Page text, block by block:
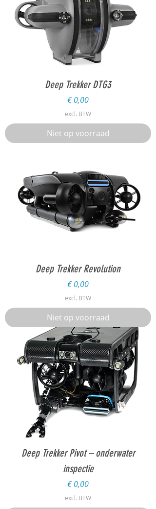
Deep Trekker DTG3
Prijs
€ 0,00
excl. BTW
Niet op voorraad
Deep Trekker Revolution
Prijs
€ 0,00
excl. BTW
Niet op voorraad
Deep Trekker Pivot – onderwater
inspectie
Prijs
€ 0,00
excl. BTW